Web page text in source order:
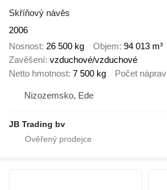
Skříňový návěs
2006
Nosnost 26 500 kg Objem 94 013 m³
Zavěšení vzduchové/vzduchové
Netto hmotnost 7 500 kg Počet náprav
Nizozemsko, Ede
JB Trading bv